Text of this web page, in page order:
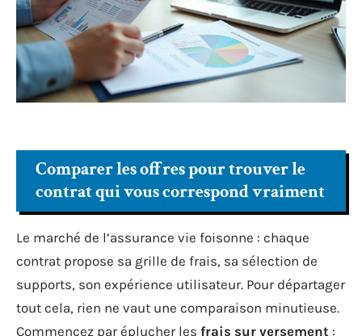
Comparer les offres pour trouver le
contrat qui vous correspond vraiment
Le marché de l’assurance vie foisonne : chaque
contrat propose sa grille de frais, sa sélection de
supports, son expérience utilisateur. Pour départager
tout cela, rien ne vaut une comparaison minutieuse.
Commencez par éplucher les frais sur versement :